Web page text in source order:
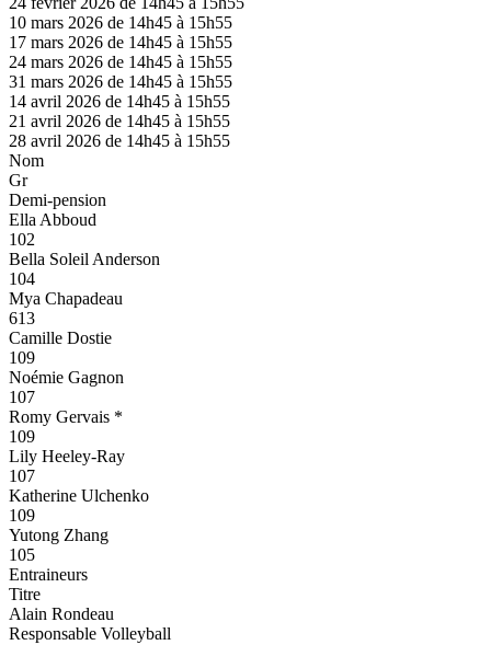
10 mars 2026 de 14h45 à 15h55
17 mars 2026 de 14h45 à 15h55
24 mars 2026 de 14h45 à 15h55
31 mars 2026 de 14h45 à 15h55
14 avril 2026 de 14h45 à 15h55
21 avril 2026 de 14h45 à 15h55
28 avril 2026 de 14h45 à 15h55
Nom
Gr
Demi-pension
Ella Abboud
102
Bella Soleil Anderson
104
Mya Chapadeau
613
Camille Dostie
109
Noémie Gagnon
107
Romy Gervais *
109
Lily Heeley-Ray
107
Katherine Ulchenko
109
Yutong Zhang
105
Entraineurs
Titre
Alain Rondeau
Responsable Volleyball